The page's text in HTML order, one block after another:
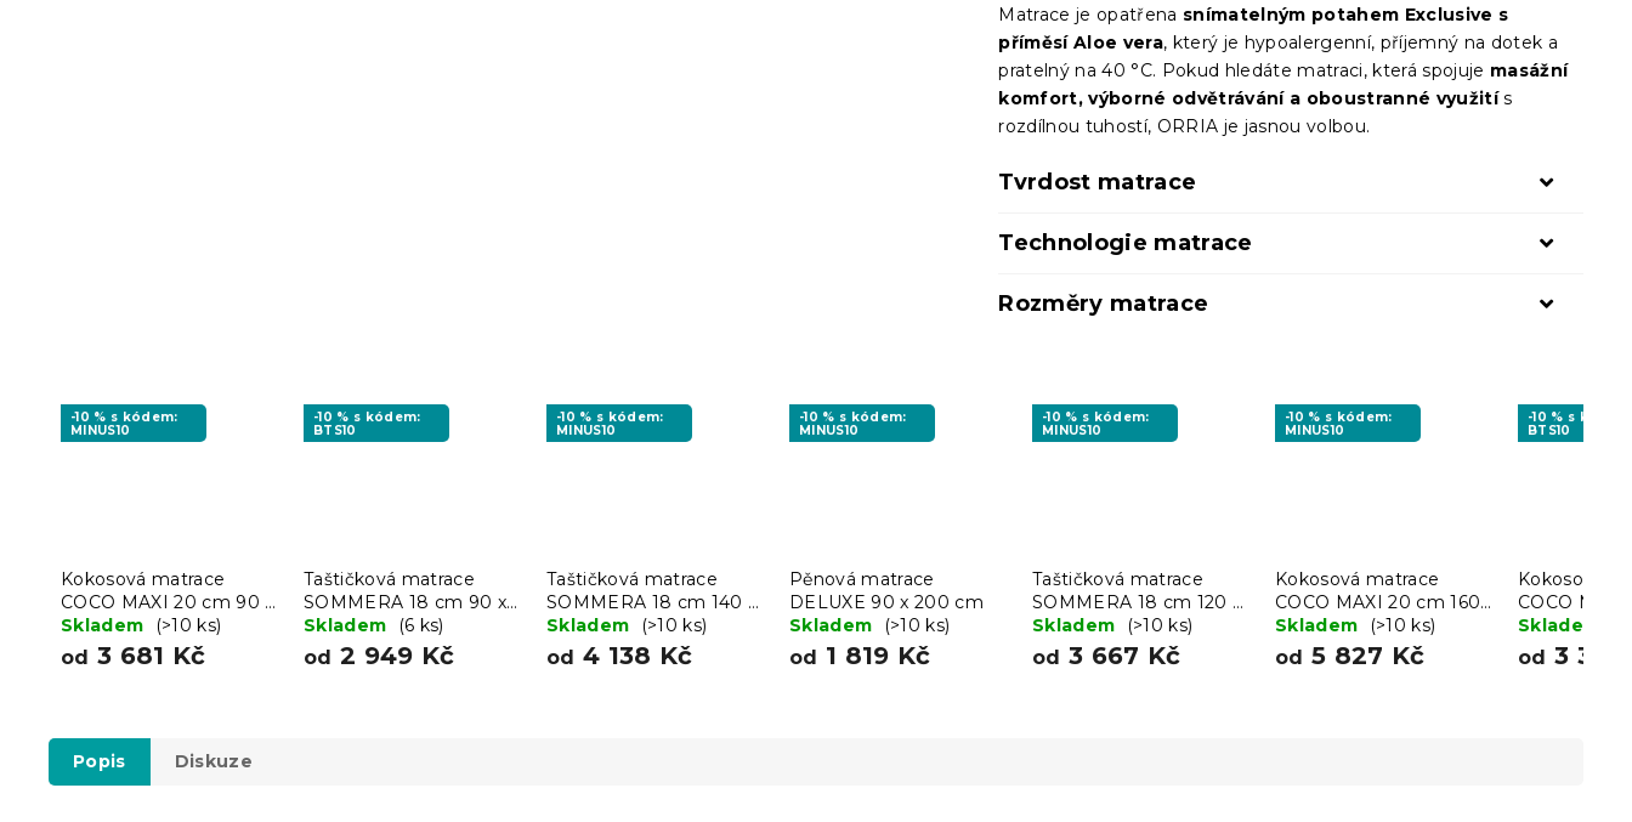
Matrace je opatřena snímatelným potahem Exclusive s
příměsí Aloe vera, který je hypoalergenní, příjemný na dotek a
pratelný na 40 °C. Pokud hledáte matraci, která spojuje masážní
komfort, výborné odvětrávání a oboustranné využitís
rozdílnou tuhostí, ORRIA je jasnou volbou.
Tvrdost matrace
Technologie matrace
Rozměry matrace
-10 % s kódem:
MINUS10
Kokosová matrace
COCO MAXI 20 cm 90 x
200 cm
Skladem (>10 ks)
od 3 681 Kč
-10 % s kódem:
BTS10
Taštičková matrace
SOMMERA 18 cm 90 x
200 cm
Skladem (6 ks)
od 2 949 Kč
-10 % s kódem:
MINUS10
Taštičková matrace
SOMMERA 18 cm 140 x
200 cm
Skladem (>10 ks)
od 4 138 Kč
-10 % s kódem:
MINUS10
Pěnová matrace
DELUXE 90 x 200 cm
Skladem
(>10 ks)
od 1 819 Kč
-10 % s kódem:
MINUS10
Taštičková matrace
SOMMERA 18 cm 120 x
200 cm
Skladem (>10 ks)
od 3 667 Kč
-10 % s kódem:
MINUS10
Kokosová matrace
COCO MAXI 20 cm 160
x 200 cm
Skladem (>10 ks)
od 5 827 Kč
-10 % s
BTS10
Kokosová
COCO
200 cm
Skladem
od 3
Popis Diskuze